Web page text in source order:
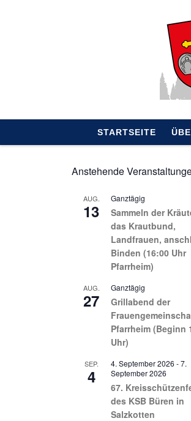
STARTSEITE
Anstehende
AUG.
13
Ganztägig
Sammeln der
das Krautbund,
Landfrauen,
Binden (16:00 Uhr
Pfarrheim)
AUG.
27
Ganztägig
Grillabend der
Pfarrheim (Beginn
Uhr)
SEP.
4
4. September 2026 -7.
September 2026
67.
des KSB Büren in
Salzkotten